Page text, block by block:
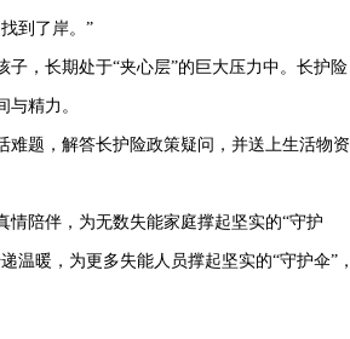
到了岸。”
，长期处于“夹心层”的巨大压力中。长护险
精力。
题，解答长护险政策疑问，并送上生活物资
陪伴，为无数失能家庭撑起坚实的“守护
暖，为更多失能人员撑起坚实的“守护伞”，